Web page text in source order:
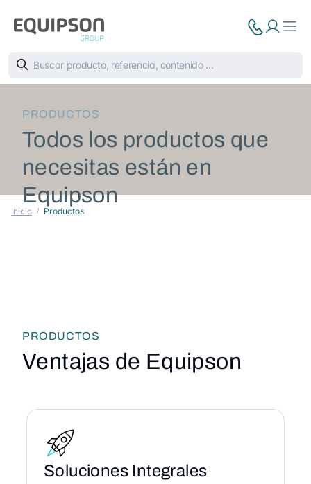
PRODUCTOS
Todos los productos que
necesitas están en
Equipson
Inicio Productos
PRODUCTOS
Ventajas de Equipson
Soluciones Integrales